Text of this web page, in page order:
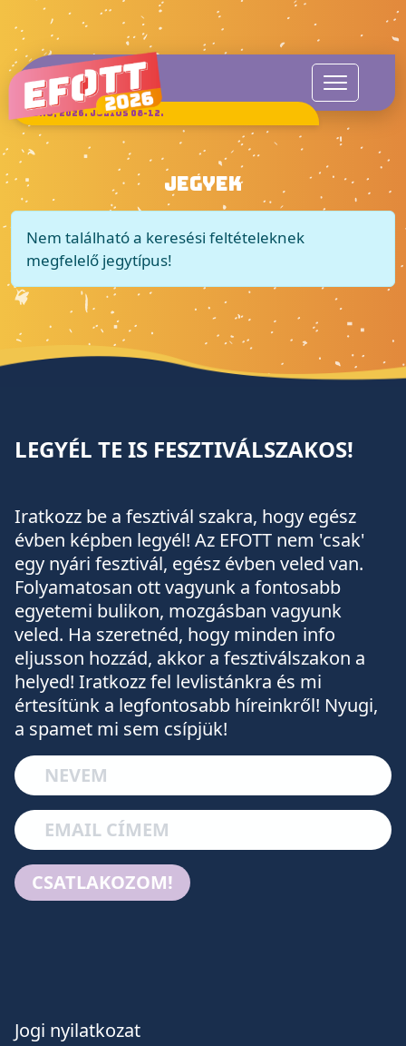
SUKORÓ, 2026. JÚLIUS 08-12.
JEGYEK
Nem található a keresési feltételeknek
megfelelő jegytípus!
LEGYÉL TE IS FESZTIVÁLSZAKOS!
Iratkozz be a fesztivál szakra, hogy egész
évben képben legyél! Az EFOTT nem 'csak'
egy nyári fesztivál, egész évben veled van.
Folyamatosan ott vagyunk a fontosabb
egyetemi bulikon, mozgásban vagyunk
veled. Ha szeretnéd, hogy minden info
eljusson hozzád, akkor a fesztiválszakon a
helyed! Iratkozz fel levlistánkra és mi
értesítünk a legfontosabb híreinkről! Nyugi,
a spamet mi sem csípjük!
CSATLAKOZOM!
Jogi nyilatkozat